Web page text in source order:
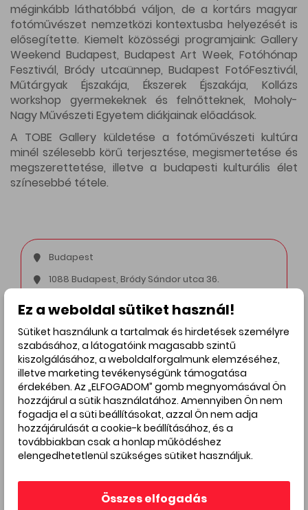
méginkább láthatóbbá váljon, de a kortárs magyar
fotóművészet nemzetközi kontextusba helyezését is
elősegítette. Kiemelt közösségi programjaink: Gallery
Weekend Budapest, Budapest Art Week, Fotóhónap
Fesztivál, Bródy utcaünnep, Budapest FotóFesztivál,
Műtárgyak Éjszakája, Ékszerek Éjszakája, Kollázs
workshop gyermekeknek és felnőtteknek, Moholy-
Nagy Művészeti Egyetem diákjainak előadások.
A TOBE Gallery küldetése a fotóművészeti kultúra
minél szélesebb körű terjesztése, megismertetése és
megszerettetése, illetve a budapesti kulturális élet
színesebbé tétele.
Budapest
1088 Budapest, Bródy Sándor utca 36.
Szerda - Péntek 14:00 - 18:00 | Szombat 11:00 - 15:00
info@tobegallery.hu
Weboldal
Hirdetés
Ez a weboldal sütiket használ!
Sütiket használunk a tartalmak és hirdetések személyre
szabásához, a látogatóink magasabb szintű
kiszolgálásához, a weboldalforgalmunk elemzéséhez,
illetve marketing tevékenységünk támogatása
érdekében. Az „ELFOGADOM” gomb megnyomásával Ön
hozzájárul a sütik használatához. Amennyiben Ön nem
fogadja el a süti beállításokat, azzal Ön nem adja
hozzájárulását a cookie-k beállításához, és a
továbbiakban csak a honlap működéshez
elengedhetetlenül szükséges sütiket használjuk.
Összes elfogadás